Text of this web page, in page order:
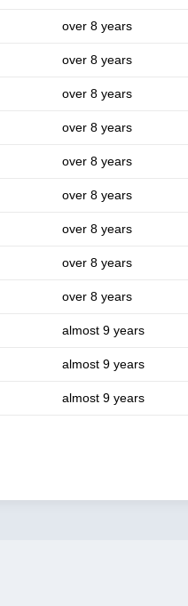
over 8 years
over 8 years
over 8 years
over 8 years
over 8 years
over 8 years
over 8 years
over 8 years
over 8 years
almost 9 years
almost 9 years
almost 9 years